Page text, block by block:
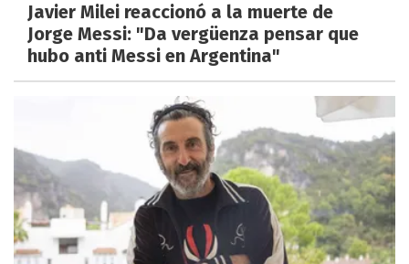
Javier Milei reaccionó a la muerte de
Jorge Messi: "Da vergüenza pensar que
hubo anti Messi en Argentina"